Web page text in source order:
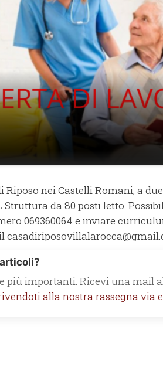
Riposo nei Castelli Romani, a
Struttura da 80 posti letto.
069360064 e inviare
più importanti. Ricevi una mail
alla nostra rassegna via